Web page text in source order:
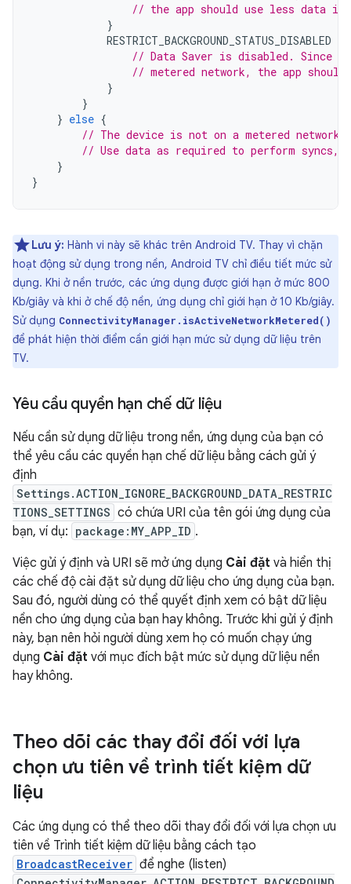
// the app should use less data in
}
RESTRICT_BACKGROUND_STATUS_DISABLED
// Data Saver is disabled. Since
// metered network, the app
}
}
} else {
// The device is not on a metered network.
// Use data as required to perform syncs,
}
}
Lưu ý: Hành vi này sẽ khác trên Android TV. Thay vì chặn
hoạt động sử dụng trong nền, Android TV chỉ điều tiết mức sử
dụng. Khi ở nền trước, các ứng dụng được giới hạn ở mức 800
Kb/giây và khi ở chế độ nền, ứng dụng chỉ giới hạn ở 10 Kb/giây.
Sử dụng ConnectivityManager.isActiveNetworkMetered()
để phát hiện thời điểm cần giới hạn mức sử dụng dữ liệu trên
TV.
Yêu cầu quyền hạn chế dữ liệu
Nếu cần sử dụng dữ liệu trong nền, ứng dụng của bạn có
thể yêu cầu các quyền hạn chế dữ liệu bằng cách gửi ý
định
Settings.ACTION_IGNORE_BACKGROUND_DATA_RESTRIC
TIONS_SETTINGS có chứa URI của tên gói ứng dụng của
bạn, ví dụ: package:MY_APP_ID .
Việc gửi ý định và URI sẽ mở ứng dụng Cài đặt và hiển thị
các chế độ cài đặt sử dụng dữ liệu cho ứng dụng của bạn.
Sau đó, người dùng có thể quyết định xem có bật dữ liệu
nền cho ứng dụng của bạn hay không. Trước khi gửi ý định
này, bạn nên hỏi người dùng xem họ có muốn chạy ứng
dụng Cài đặt với mục đích bật mức sử dụng dữ liệu nền
hay không.
Theo dõi các thay đổi đối với lựa
chọn ưu tiên về trình tiết kiệm dữ
liệu
Các ứng dụng có thể theo dõi thay đổi đối với lựa chọn ưu
tiên về Trình tiết kiệm dữ liệu bằng cách tạo
BroadcastReceiver để nghe (listen)